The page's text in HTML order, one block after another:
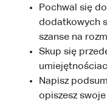
Pochwal się
dodatkowych
szanse na
Skup się
Napisz
opiszesz